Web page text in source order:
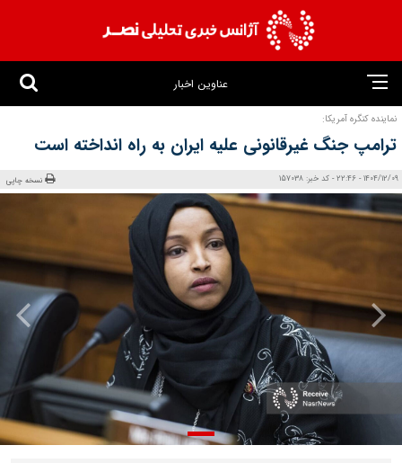
عناوین اخبار
نماینده کنگره آمریکا:
ترامپ جنگ غیرقانونی علیه ایران به راه انداخته است
1404/12/09 - 22:46 - کد خبر: 157038 نسخه چاپی